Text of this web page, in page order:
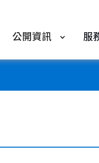
公開資訊 服